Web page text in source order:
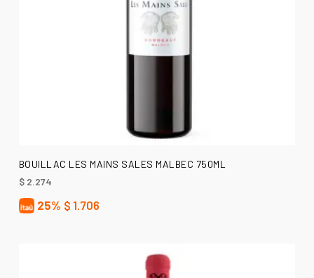
AÑADIR AL CARRITO
BOUILLAC LES MAINS SALES MALBEC 750ML
$2.274
25% $ 1.706